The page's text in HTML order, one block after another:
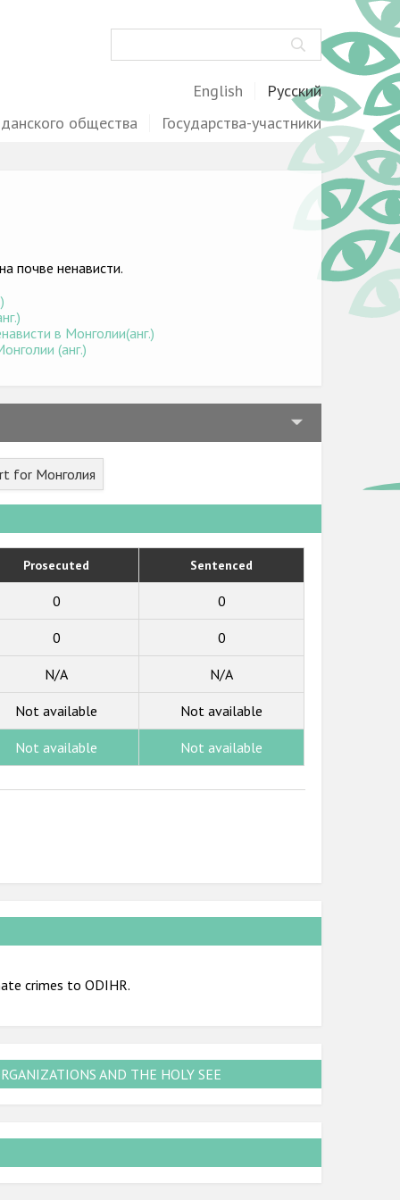
English
Русский
общества Государства-участники
почве ненависти.
в Монголии(анг.)
(анг.)
for Монголия
Prosecuted Sentenced
0 0
0 0
N/A N/A
Not available Not available
Not available Not available
crimes to ODIHR.
AND THE HOLY SEE